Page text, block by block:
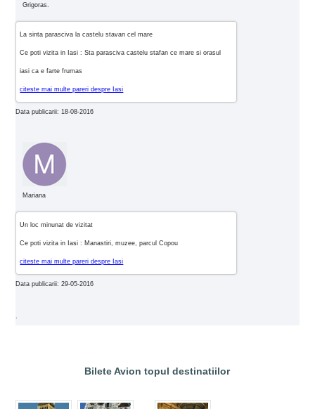
Grigoras.
La sinta parasciva la castelu stavan cel mare
Ce poti vizita in Iasi : Sta parasciva castelu stafan ce mare si orasul
iasi ca e farte frumas
citeste mai multe pareri despre Iasi
Data publicarii: 18-08-2016
Mariana
Un loc minunat de vizitat
Ce poti vizita in Iasi : Manastiri, muzee, parcul Copou
citeste mai multe pareri despre Iasi
Data publicarii: 29-05-2016
.
Bilete Avion topul destinatiilor